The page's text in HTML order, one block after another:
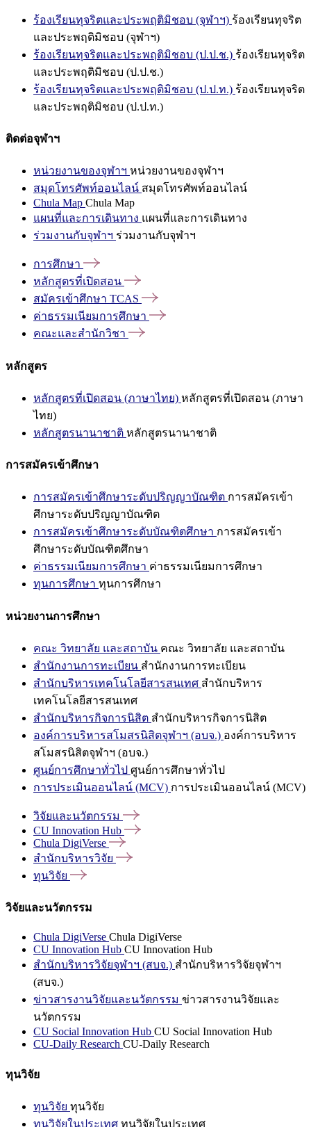
ร้องเรียนทุจริตและประพฤติมิชอบ (จุฬาฯ) ร้องเรียนทุจริต
และประพฤติมิชอบ (จุฬาฯ)
ร้องเรียนทุจริตและประพฤติมิชอบ (ป.ป.ช.) ร้องเรียนทุจริต
และประพฤติมิชอบ (ป.ป.ช.)
ร้องเรียนทุจริตและประพฤติมิชอบ (ป.ป.ท.) ร้องเรียนทุจริต
และประพฤติมิชอบ (ป.ป.ท.)
ติดต่อจุฬาฯ
หน่วยงานของจุฬาฯ หน่วยงานของจุฬาฯ
สมุดโทรศัพท์ออนไลน์ สมุดโทรศัพท์ออนไลน์
Chula Map Chula Map
แผนที่และการเดินทาง แผนที่และการเดินทาง
ร่วมงานกับจุฬาฯ ร่วมงานกับจุฬาฯ
การศึกษา
หลักสูตรที่เปิดสอน
สมัครเข้าศึกษา TCAS
ค่าธรรมเนียมการศึกษา
คณะและสำนักวิชา
หลักสูตร
หลักสูตรที่เปิดสอน (ภาษาไทย) หลักสูตรที่เปิดสอน (ภาษา
ไทย)
หลักสูตรนานาชาติ หลักสูตรนานาชาติ
การสมัครเข้าศึกษา
การสมัครเข้าศึกษาระดับปริญญาบัณฑิต การสมัครเข้า
ศึกษาระดับปริญญาบัณฑิต
การสมัครเข้าศึกษาระดับบัณฑิตศึกษา การสมัครเข้า
ศึกษาระดับบัณฑิตศึกษา
ค่าธรรมเนียมการศึกษา ค่าธรรมเนียมการศึกษา
ทุนการศึกษา ทุนการศึกษา
หน่วยงานการศึกษา
คณะ วิทยาลัย และสถาบัน คณะ วิทยาลัย และสถาบัน
สำนักงานการทะเบียน สำนักงานการทะเบียน
สำนักบริหารเทคโนโลยีสารสนเทศ สำนักบริหาร
เทคโนโลยีสารสนเทศ
สำนักบริหารกิจการนิสิต สำนักบริหารกิจการนิสิต
องค์การบริหารสโมสรนิสิตจุฬาฯ (อบจ.) องค์การบริหาร
สโมสรนิสิตจุฬาฯ (อบจ.)
ศูนย์การศึกษาทั่วไป ศูนย์การศึกษาทั่วไป
การประเมินออนไลน์ (MCV) การประเมินออนไลน์ (MCV)
วิจัยและนวัตกรรม
CU Innovation Hub
Chula DigiVerse
สำนักบริหารวิจัย
ทุนวิจัย
วิจัยและนวัตกรรม
Chula DigiVerse Chula DigiVerse
CU Innovation Hub CU Innovation Hub
สำนักบริหารวิจัยจุฬาฯ (สบจ.) สำนักบริหารวิจัยจุฬาฯ
(สบจ.)
ข่าวสารงานวิจัยและนวัตกรรม ข่าวสารงานวิจัยและ
นวัตกรรม
CU Social Innovation Hub CU Social Innovation Hub
CU-Daily Research CU-Daily Research
ทุนวิจัย
ทุนวิจัย ทุนวิจัย
ทุนวิจัยในประเทศ ทุนวิจัยในประเทศ